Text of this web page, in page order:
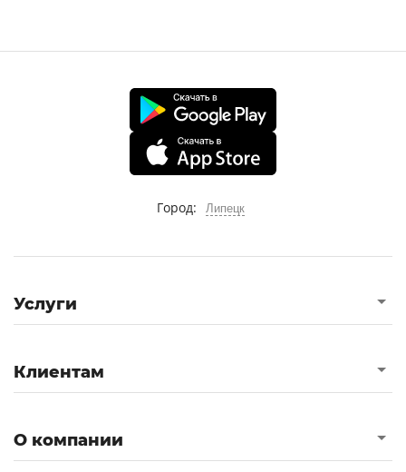
Город: Липецк
Услуги
Клиентам
О компании